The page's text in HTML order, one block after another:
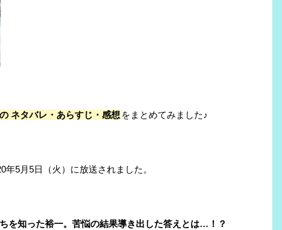
ネタバレ・あらすじ・感想 をまとめてみました♪
年5月5日（火）に放送されました。
を知った裕一。苦悩の結果導き出した答えとは…！？